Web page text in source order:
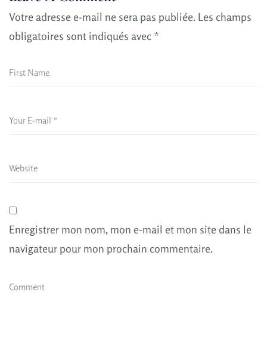
Votre adresse e-mail ne sera pas publiée. Les champs
obligatoires sont indiqués avec *
Enregistrer mon nom, mon e-mail et mon site dans le
navigateur pour mon prochain commentaire.